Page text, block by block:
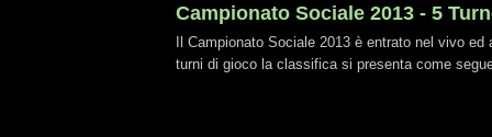
Campionato Sociale 2013 - 5
Il Campionato Sociale 2013 è entrato nel vivo ed
turni di gioco la classifica si presenta come